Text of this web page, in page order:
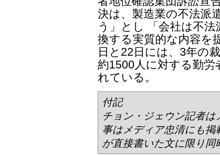
決は、製造業の不法派
う」とし 「会社は不
換する実質的な内容を
日と22日には、3年の
約1500人に対する勤労
れている。
付記
チョン・ジェウン記者
事はメディア忠清にも
が直接書いた文に限り